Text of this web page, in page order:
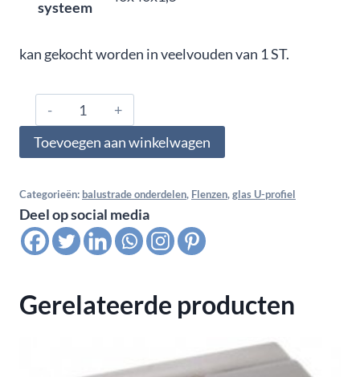
systeem
kan gekocht worden in veelvouden van 1 ST.
316.404.4183,
Glas
U-
Muurflens
voor
buis
satin
Toevoegen aan winkelwagen
Categorieën: balustrade onderdelen, Flenzen, glas U-profiel
Deel op social media
Gerelateerde producten